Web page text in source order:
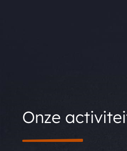
Onze